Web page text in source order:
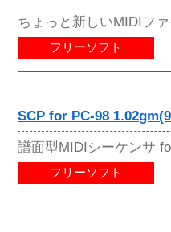
ちょっと新しいMIDIフ
フリーソフト
SCP for PC-98
譜面型MIDIシーケンサ
フリーソフト